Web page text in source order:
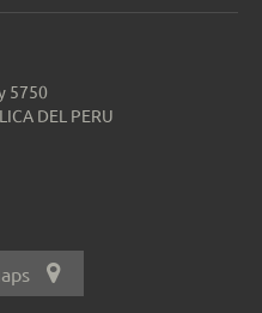
5750
DEL PERU